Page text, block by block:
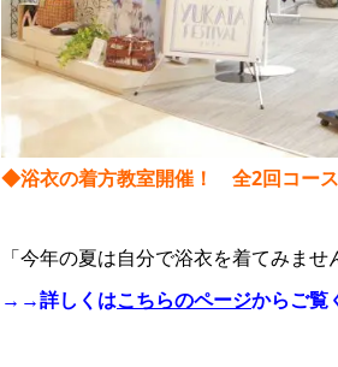
◆浴衣の着方教室開催！ 全2回コー
「今年の夏は自分で浴衣を着てみませ
→→詳しくはこちらのページからご覧